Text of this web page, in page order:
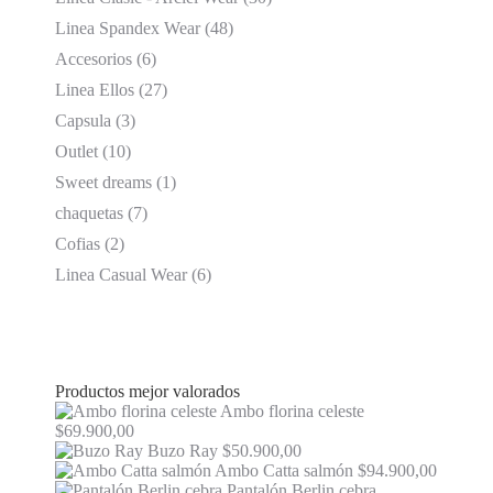
Linea Spandex Wear (48)
Accesorios (6)
Linea Ellos (27)
Capsula (3)
Outlet (10)
Sweet dreams (1)
chaquetas (7)
Cofias (2)
Linea Casual Wear (6)
Productos mejor valorados
Ambo florina celeste
$69.900,00
Buzo Ray $50.900,00
Ambo Catta salmón $94.900,00